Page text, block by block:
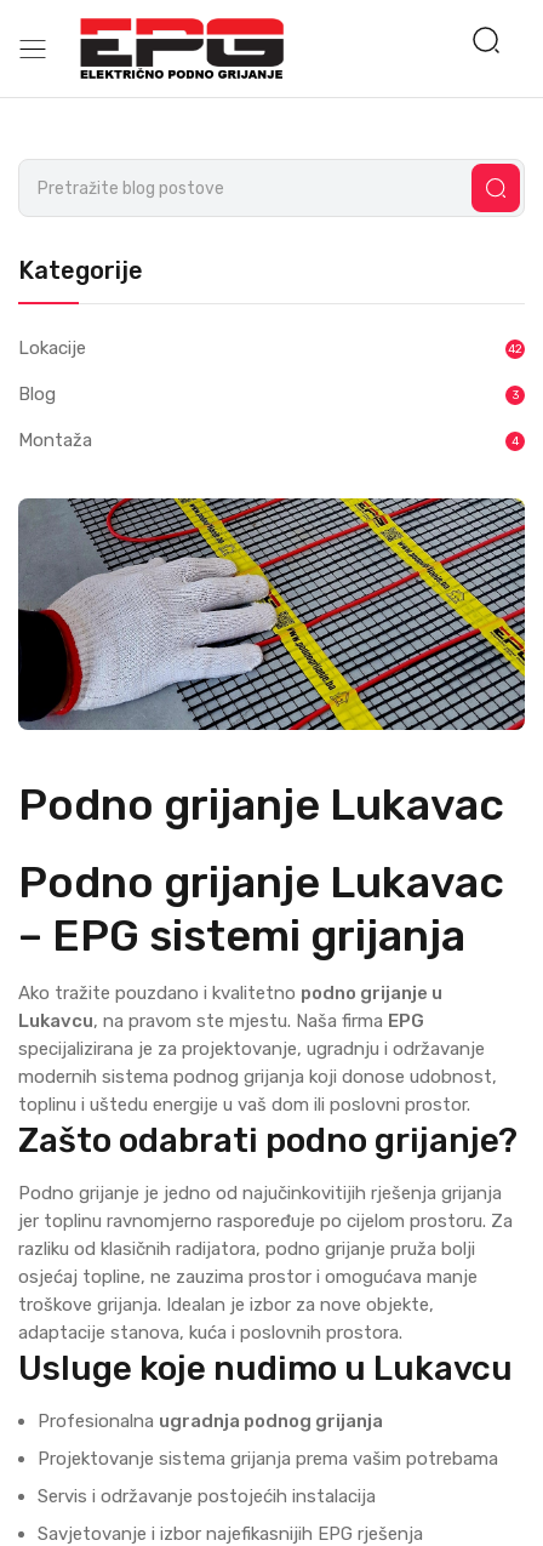
Podno grijanje Lukavac
Podno grijanje Lukavac
– EPG sistemi grijanja
Ako tražite pouzdano i kvalitetno podno grijanje u
Lukavcu, na pravom ste mjestu. Naša firma EPG
specijalizirana je za projektovanje, ugradnju i održavanje
modernih sistema podnog grijanja koji donose udobnost,
toplinu i uštedu energije u vaš dom ili poslovni prostor.
Zašto odabrati podno grijanje?
Podno grijanje je jedno od najučinkovitijih rješenja grijanja
jer toplinu ravnomjerno raspoređuje po cijelom prostoru. Za
razliku od klasičnih radijatora, podno grijanje pruža bolji
osjećaj topline, ne zauzima prostor i omogućava manje
troškove grijanja. Idealan je izbor za nove objekte,
adaptacije stanova, kuća i poslovnih prostora.
Usluge koje nudimo u Lukavcu
Profesionalna ugradnja podnog grijanja
Projektovanje sistema grijanja prema vašim potrebama
Servis i održavanje postojećih instalacija
Savjetovanje i izbor najefikasnijih EPG rješenja
Kategorije
Lokacije 42
Blog 3
Montaža 4